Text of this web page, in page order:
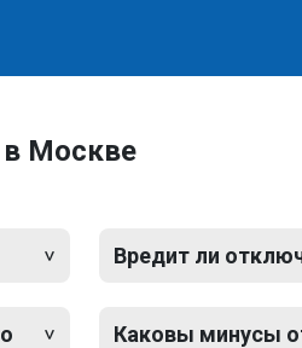
в Москве
Вредит ли
Каковы минусы